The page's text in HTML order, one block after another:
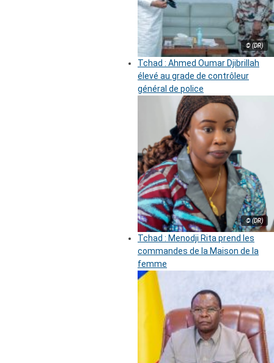
© (DR)
Tchad : Ahmed Oumar Djibrillah
élevé au grade de contrôleur
général de police
© (DR)
Tchad : Menodji Rita prend les
commandes de la Maison de la
femme